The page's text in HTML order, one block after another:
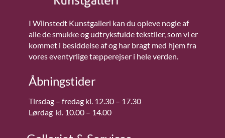
I Wiinstedt Kunstgalleri kan du opleve nogle af
alle de smukke og udtryksfulde tekstiler, som vi er
kommet i besiddelse af og har bragt med hjem fra
vores eventyrlige tæpperejser i hele verden.
Åbningstider
Tirsdag – fredag kl. 12.30 – 17.30
Lørdag kl. 10.00 – 14.00